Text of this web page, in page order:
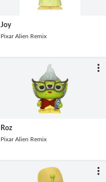
Joy
Pixar Alien Remix
Roz
Pixar Alien Remix